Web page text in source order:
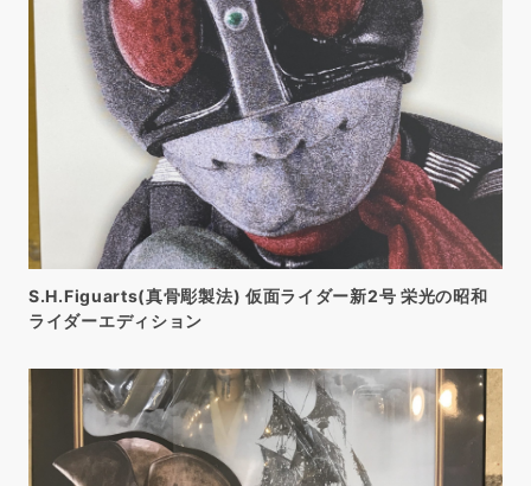
S.H.Figuarts(真骨彫製法) 仮面ライダー新2号 栄光の昭和
ライダーエディション